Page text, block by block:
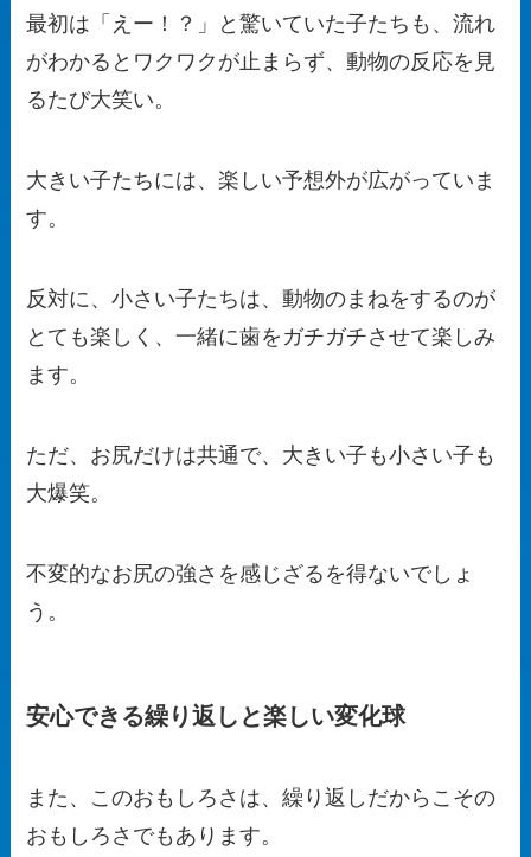
最初は「えー！？」と驚いていた子たちも、流れ
がわかるとワクワクが止まらず、動物の反応を見
るたび大笑い。
大きい子たちには、楽しい予想外が広がっていま
す。
反対に、小さい子たちは、動物のまねをするのが
とても楽しく、一緒に歯をガチガチさせて楽しみ
ます。
ただ、お尻だけは共通で、大きい子も小さい子も
大爆笑。
不変的なお尻の強さを感じざるを得ないでしょ
う。
安心できる繰り返しと楽しい変化球
また、このおもしろさは、繰り返しだからこその
おもしろさでもあります。